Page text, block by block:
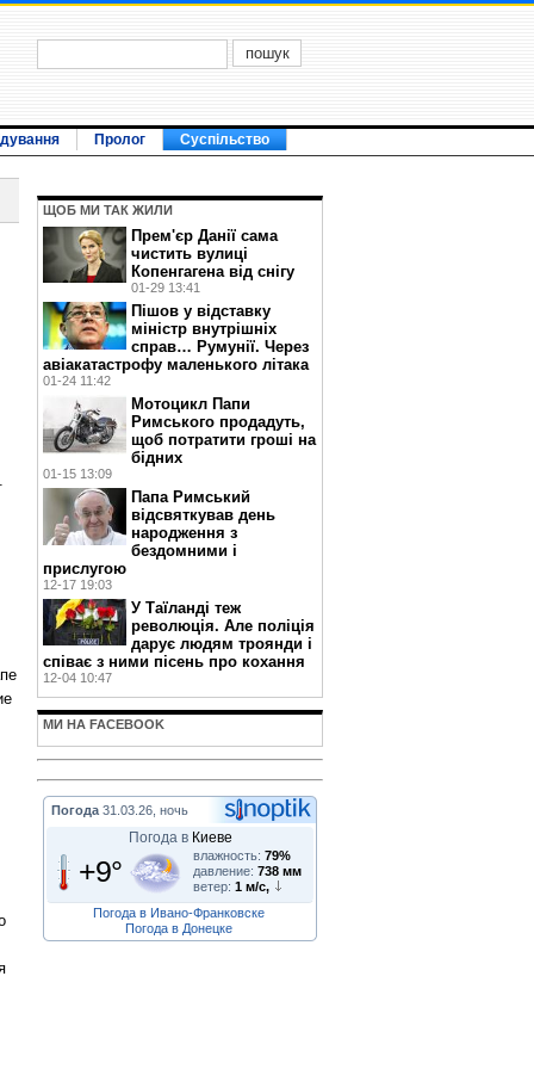
Пролог Суспільство
ЩОБ МИ ТАК ЖИЛИ
Прем'єр Данії сама
чистить вулиці
Копенгагена від снігу
01-29 13:41
Пішов у відставку
міністр внутрішніх
справ… Румунії. Через
авіакатастрофу маленького літака
01-24 11:42
Мотоцикл Папи
Римського продадуть,
щоб потратити гроші на
бідних
01-15 13:09
Папа Римський
відсвяткував день
народження з
бездомними і
прислугою
12-17 19:03
У Таїланді теж
революція. Але поліція
дарує людям троянди і
співає з ними пісень про кохання
12-04 10:47
МИ НА FACEBOOK
Погода 31.03.26, ночь
Погода в Киеве
+9° влажность: 79%
давление: 738 мм
ветер: 1 м/с,
Погода в Ивано-Франковске
Погода в Донецке